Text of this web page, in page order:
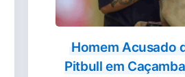
Homem Acusado
Pitbull em